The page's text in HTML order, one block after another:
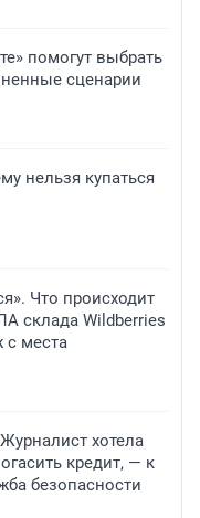
помогут выбрать
сценарии
нельзя купаться
Что происходит
склада Wildberries
с места
хотела
кредит, — к
безопасности